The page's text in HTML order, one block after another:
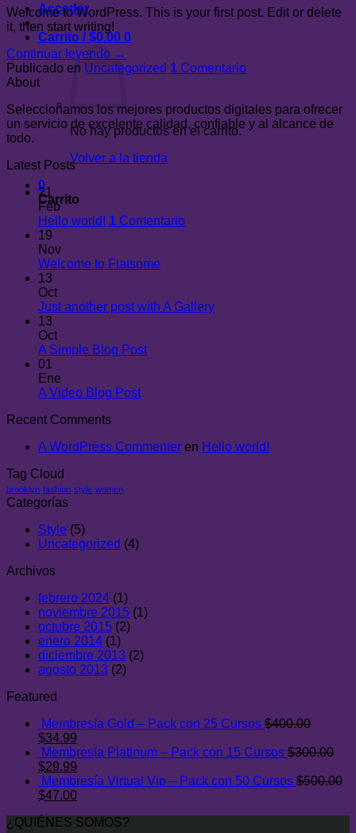
Acceder
Carrito /$0.00 0
No hay productos en el carrito.
Volver a la tienda
0
Carrito
Welcome to WordPress. This is your first post. Edit or delete
it, then start writing!
Continuar leyendo →
Publicado en Uncategorized 1 Comentario
About
Seleccionamos los mejores productos digitales para ofrecer
un servicio de excelente calidad, confiable y al alcance de
todo.
Latest Posts
21
Feb
Hello world! 1 Comentario
19
Nov
Welcome to Flatsome
13
Oct
Just another post with A Gallery
13
Oct
A Simple Blog Post
01
Ene
A Video Blog Post
Recent Comments
A WordPress Commenter en Hello world!
Tag Cloud
brooklyn fashion style women
Categorías
Style (5)
Uncategorized (4)
Archivos
febrero 2024 (1)
noviembre 2015 (1)
octubre 2015 (2)
enero 2014 (1)
diciembre 2013 (2)
agosto 2013 (2)
Featured
Membresía Gold – Pack con 25 Cursos $400.00
El
precio
original
era:
$400.00.
$34.99
precio
es:
$34.99.
Membresía Platinum – Pack con 15 Cursos $300.00
El
precio
original
$300.00.
$29.99
precio
actual
$29.99.
Membresía Virtual Vip – Pack con 50 Cursos $500.00
El
original
$47.00El
actual
¿QUIÉNES SOMOS?